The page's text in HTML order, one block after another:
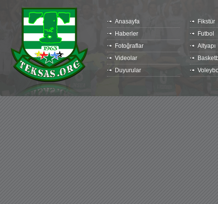
Anasayfa
Haberler
Fotoğraflar
Videolar
Duyurular
Fikstür
Futbol
Altyapı